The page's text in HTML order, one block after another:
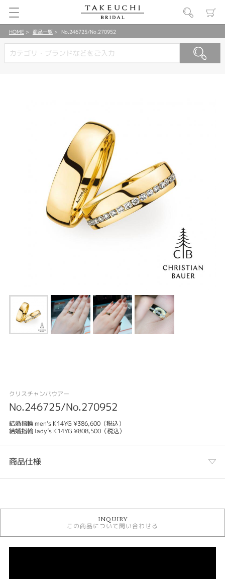
HOME 商品一覧 No.246725/No.270952
クリスチャンバウアー
No.246725/No.270952
結婚指輪 men‘s K14YG ¥386,600（税込）
結婚指輪 lady’s K14YG ¥808,500（税込）
商品仕様
結婚指輪
エタニティーリング
結婚指輪 ゴージャス
INQUIRY
この商品について問い合わせる